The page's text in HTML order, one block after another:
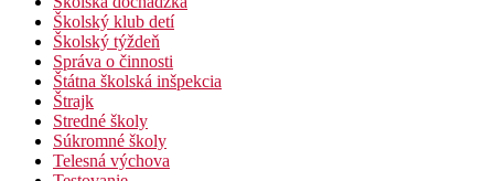
Školský klub detí
Školský týždeň
Správa o činnosti
Štátna školská inšpekcia
Štrajk
Stredné školy
Súkromné školy
Telesná výchova